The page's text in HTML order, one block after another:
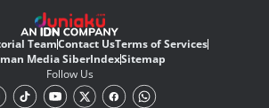
TeamContact UsTerms of Services
Media SiberIndexSitemap
Follow Us